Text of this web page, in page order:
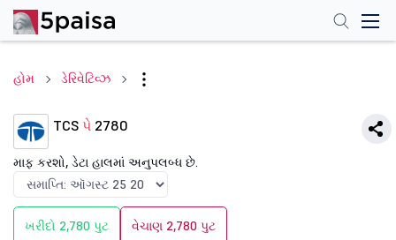
હોમ ડેરિવેટિવ્ઝ
TCS પે 2780
માફ કરશો, ડેટા હાલમાં અનુપલબ્ધ છે.
ખરીદો 2,780 પુટ વેચાણ 2,780 પુટ